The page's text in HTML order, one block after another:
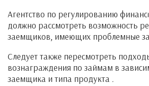
Агентство по регулированию
должно рассмотреть возможность
заемщиков, имеющих проблемные
Следует также пересмотреть
вознаграждения по займам в
заемщика и типа продукта .